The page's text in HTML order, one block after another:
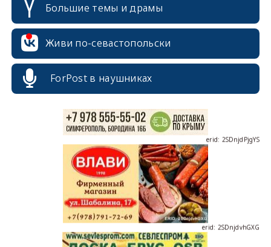
Большие темы и драмы
Живи по-севастопольски
ForPost в наушниках
erid: 2SDnjcrDNw6
erid: 2SDnjdvhGXG